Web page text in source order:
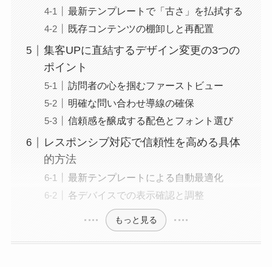
最新テンプレートで「古さ」を払拭する
既存コンテンツの棚卸しと再配置
集客UPに直結するデザイン変更の3つの
ポイント
訪問者の心を掴むファーストビュー
明確な問い合わせ導線の確保
信頼感を醸成する配色とフォント選び
レスポンシブ対応で信頼性を高める具体
的方法
最新テンプレートによる自動最適化
各デバイスでの表示確認と調整
もっと見る